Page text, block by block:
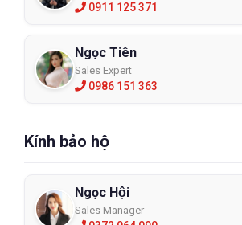
0911 125 371
Ngọc Tiên
Sales Expert
0986 151 363
Kính bảo hộ
Ngọc Hội
Sales Manager